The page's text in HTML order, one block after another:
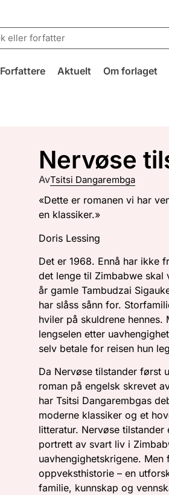
Forfattere Aktuelt Om forlaget
Nervøse
AvTsitsi Dangarembga
«Dette er romanen vi har
en klassiker.»
Doris Lessing
Det er 1968. Ennå har ikke
det lenge til Zimbabwe skal
år gamle Tambudzai
har slåss sånn for.
hviler på skuldrene hennes.
lengselen etter
selv betale for reisen hun
Da Nervøse tilstander først
roman på engelsk skrevet
har Tsitsi Dangarembgas
moderne klassiker og et
litteratur. Nervøse
portrett av svart liv i
uavhengighetskrigene.
oppveksthistorie – en
familie, kunnskap og